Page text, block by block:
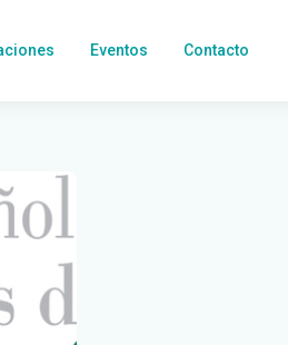
Eventos Contacto